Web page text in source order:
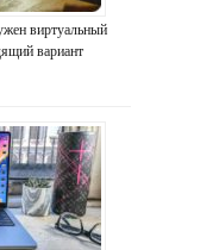
виртуальный
вариант